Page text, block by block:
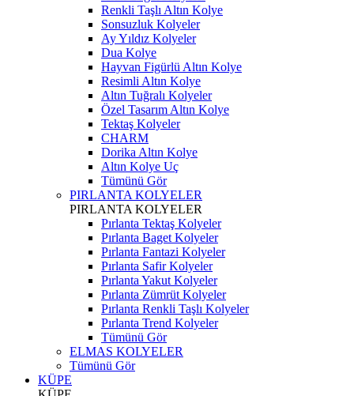
Renkli Taşlı Altın Kolye
Sonsuzluk Kolyeler
Ay Yıldız Kolyeler
Dua Kolye
Hayvan Figürlü Altın Kolye
Resimli Altın Kolye
Altın Tuğralı Kolyeler
Özel Tasarım Altın Kolye
Tektaş Kolyeler
CHARM
Dorika Altın Kolye
Altın Kolye Uç
Tümünü Gör
PIRLANTA KOLYELER
PIRLANTA KOLYELER
Pırlanta Tektaş Kolyeler
Pırlanta Baget Kolyeler
Pırlanta Fantazi Kolyeler
Pırlanta Safir Kolyeler
Pırlanta Yakut Kolyeler
Pırlanta Zümrüt Kolyeler
Pırlanta Renkli Taşlı Kolyeler
Pırlanta Trend Kolyeler
Tümünü Gör
ELMAS KOLYELER
Tümünü Gör
KÜPE